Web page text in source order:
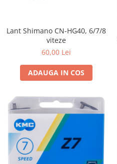
Roti ajutatoare
Suporturi auto
Manete schimbator
Pinioane
Roti
Rulmenti
Saboti si placute
Schimbatoare fata
Lant Shimano CN-HG40, 6/7/8
viteze
60,00 Lei
ADAUGA IN COS